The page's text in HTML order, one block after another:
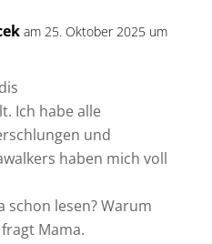
am 25. Oktober 2025 um
Ich habe alle
und
haben mich voll
schon lesen? Warum
Mama.